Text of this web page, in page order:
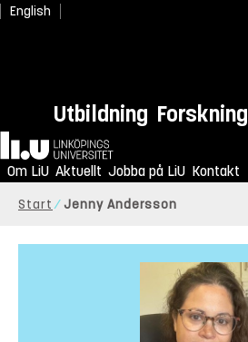
English
Utbildning Forskning
Hem
Om LiU Aktuellt Jobba på LiU Kontakt
Start Jenny Andersson